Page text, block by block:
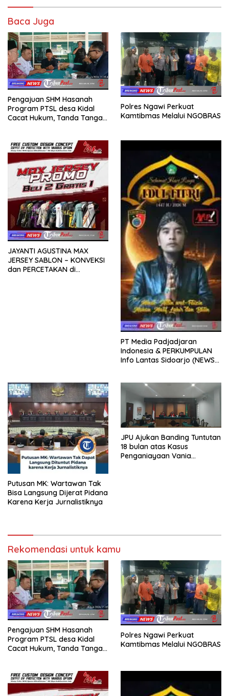
Baca Juga
Pengajuan SHM Hasanah
Program PTSL desa Kidal
Cacat Hukum, Tanda Tangan
Polres Ngawi Perkuat
Kamtibmas Melalui NGOBRAS
JAYANTI AGUSTINA MAX
JERSEY SABLON – KONVEKSI
dan PERCETAKAN di
PT Media Padjadjaran
Indonesia & PERKUMPULAN
Info Lantas Sidoarjo (NEWS
2026 M
Putusan MK: Wartawan Tak
Bisa Langsung Dijerat Pidana
Karena Kerja Jurnalistiknya
JPU Ajukan Banding Tuntutan
18 bulan atas Kasus
Penganiayaan Vania
Rekomendasi untuk kamu
Pengajuan SHM Hasanah
Program PTSL desa Kidal
Cacat Hukum, Tanda Tangan
Polres Ngawi Perkuat
Kamtibmas Melalui NGOBRAS